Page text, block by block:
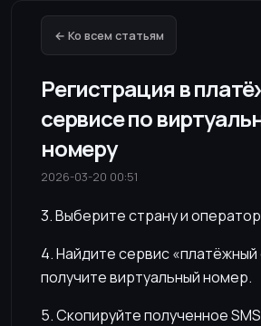
← Ко всем статьям
Регистрация в
сервисе по
номеру
2026-03-20 00:51
3. Выберите страну и
4. Найдите сервис «платёжный
получите виртуальный номер.
5. Скопируйте полученное